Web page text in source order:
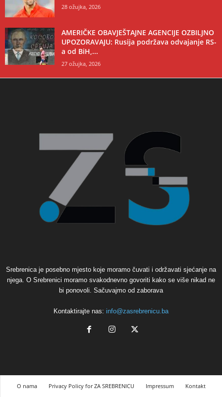
28 ožujka, 2026
AMERIČKE OBAVJEŠTAJNE AGENCIJE OZBILJNO
UPOZORAVAJU: Rusija podržava odvajanje RS-
a od BiH,...
27 ožujka, 2026
Srebrenica je posebno mjesto koje moramo čuvati i održavati sjećanje na
njega. O Srebrenici moramo svakodnevno govoriti kako se više nikad ne
bi ponovoli. Sačuvajmo od zaborava
Kontaktirajte nas: info@zasrebrenicu.ba
O nama Privacy Policy for ZA SREBRENICU Impressum Kontakt